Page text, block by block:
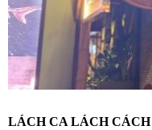
LÁCH CA LÁCH